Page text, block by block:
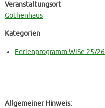
Veranstaltungsort
Gothenhaus
Kategorien
Ferienprogramm WiSe 25/26
Allgemeiner Hinweis: